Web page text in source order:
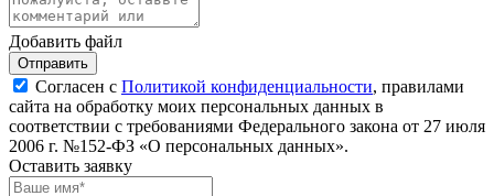
Добавить файл
Отправить
Согласен с Политикой конфиденциальности, правилами
сайта на обработку моих персональных данных в
соответствии с требованиями Федерального закона от 27 июля
2006 г. №152-ФЗ «О персональных данных».
Оставить заявку